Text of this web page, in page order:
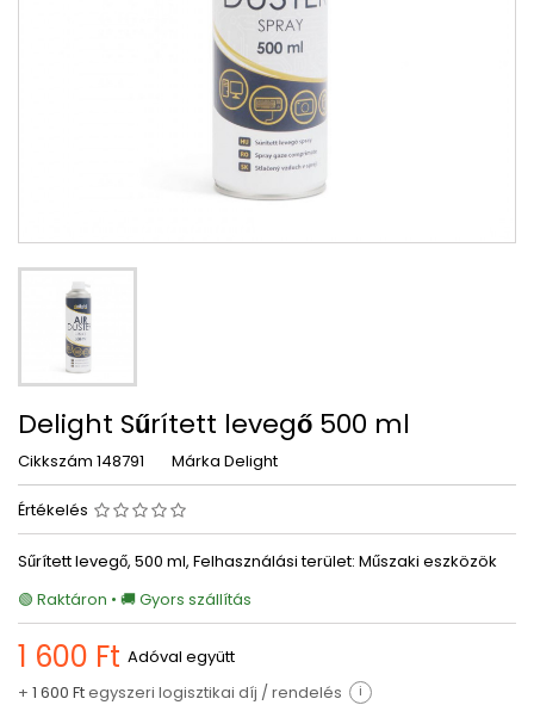
Delight Sűrített levegő 500 ml
Cikkszám 148791 Márka Delight
Értékelés
Sűrített levegő, 500 ml, Felhasználási terület: Műszaki eszközök
🟢 Raktáron • 🚚 Gyors szállítás
1 600 Ft Adóval együtt
+ 1 600 Ftegyszeri logisztikai díj / rendelés i